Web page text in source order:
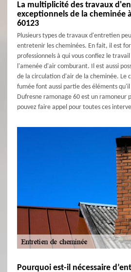
La multiplicité des travaux
exceptionnels de la cheminée
60123
Plusieurs types de travaux d'entretien
entretenir les cheminées. En fait, il est
professionnels à qui vous confiez le
l'amenée d'air comburant. Il est aussi
de la circulation d'air de la cheminée. Le
fumée font aussi partie des éléments
Dufresne ramonage 60 est un ramoneur
pouvez faire appel pour toutes ces
Pourquoi est-il nécessaire